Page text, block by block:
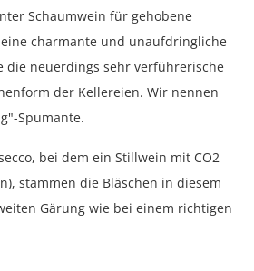
Schaumwein für gehobene
charmante und unaufdringliche
die neuerdings sehr verführerische
der Kellereien. Wir nennen
Spumante.
bei dem ein Stillwein mit CO2
stammen die Bläschen in diesem
Gärung wie bei einem richtigen